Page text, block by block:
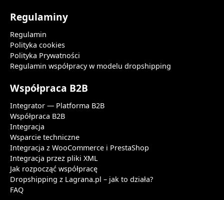
Regulaminy
Regulamin
Polityka cookies
Polityka Prywatności
Regulamin współpracy w modelu dropshipping
Współpraca B2B
Integrator — Platforma B2B
Współpraca B2B
Integracja
Wsparcie techniczne
Integracja z WooCommerce i PrestaShop
Integracja przez pliki XML
Jak rozpocząć współpracę
Dropshipping z Lagrana.pl – jak to działa?
FAQ